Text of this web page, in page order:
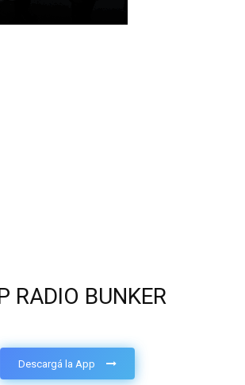
RADIO BUNKER
Descargá la App